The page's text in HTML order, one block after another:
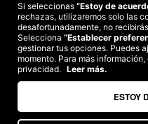
Términos y condiciones|
Estudio
Si seleccionas “Estoy de
rechazas, utilizaremos solo las
desafortunadamente, no
Selecciona “Establecer
gestionar tus opciones. Puedes
momento. Para más
privacidad. Leer más.
ESTOY